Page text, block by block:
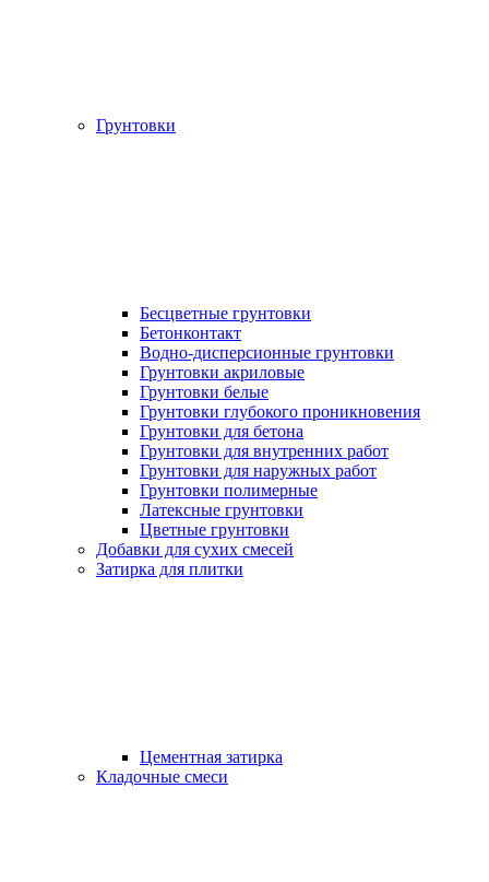
Грунтовки
Бесцветные грунтовки
Бетонконтакт
Водно-дисперсионные грунтовки
Грунтовки акриловые
Грунтовки белые
Грунтовки глубокого проникновения
Грунтовки для бетона
Грунтовки для внутренних работ
Грунтовки для наружных работ
Грунтовки полимерные
Латексные грунтовки
Цветные грунтовки
Добавки для сухих смесей
Затирка для плитки
Цементная затирка
Кладочные смеси